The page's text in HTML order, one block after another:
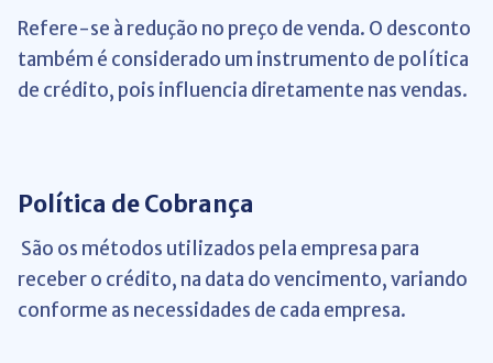
Refere-se à redução no preço de venda. O desconto
também é considerado um instrumento de política
de crédito, pois influencia diretamente nas vendas.
Política de Cobrança
São os métodos utilizados pela empresa para
receber o crédito, na data do vencimento, variando
conforme as necessidades de cada empresa.